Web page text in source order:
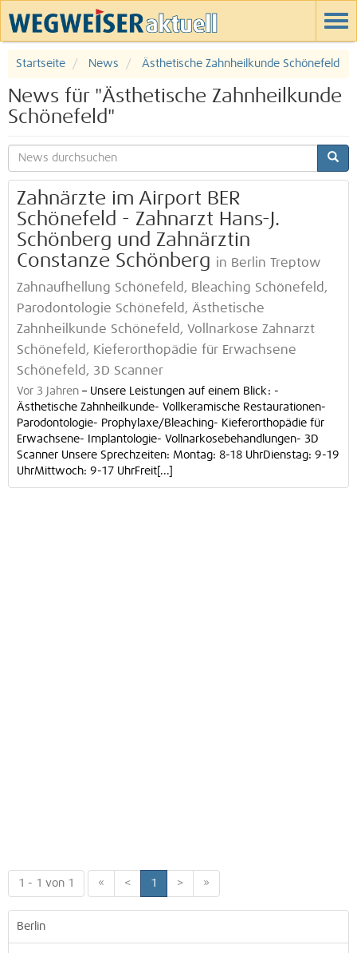
Startseite News Ästhetische Zahnheilkunde Schönefeld
News für "Ästhetische Zahnheilkunde
Schönefeld"
Zahnärzte im Airport BER
Schönefeld - Zahnarzt Hans-J.
Schönberg und Zahnärztin
Constanze Schönberg in Berlin Treptow
Zahnaufhellung Schönefeld, Bleaching Schönefeld,
Parodontologie Schönefeld, Ästhetische
Zahnheilkunde Schönefeld, Vollnarkose Zahnarzt
Schönefeld, Kieferorthopädie für Erwachsene
Schönefeld, 3D Scanner
Vor 3 Jahren – Unsere Leistungen auf einem Blick: -
Ästhetische Zahnheilkunde- Vollkeramische Restaurationen-
Parodontologie- Prophylaxe/Bleaching- Kieferorthopädie für
Erwachsene- Implantologie- Vollnarkosebehandlungen- 3D
Scanner Unsere Sprechzeiten: Montag: 8-18 UhrDienstag: 9-19
UhrMittwoch: 9-17 UhrFreit[...]
1 - 1 von 1 « < 1 > »
Berlin